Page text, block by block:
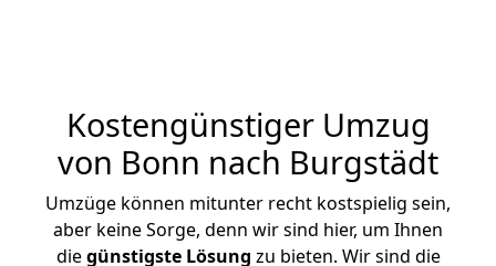
Kostengünstiger Umzug
von Bonn nach Burgstädt
Umzüge können mitunter recht kostspielig sein,
aber keine Sorge, denn wir sind hier, um Ihnen
diegünstigste Lösung zu bieten. Wir sind die